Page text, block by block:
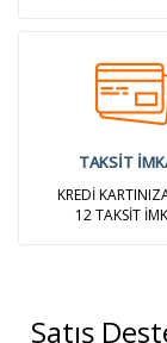
TAKSİT
KREDİ
12 TAKSİT
Satış